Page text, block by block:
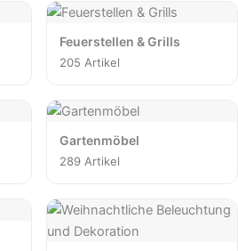
Feuerstellen & Grills
205 Artikel
Gartenmöbel
289 Artikel